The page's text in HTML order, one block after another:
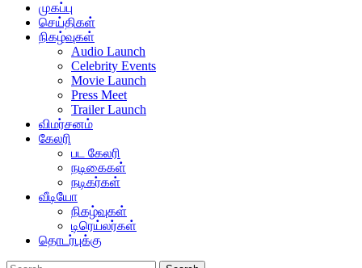
முகப்பு
செய்திகள்
நிகழ்வுகள்
Audio Launch
Celebrity Events
Movie Launch
Press Meet
Trailer Launch
விமர்சனம்
கேலரி
பட கேலரி
நடிகைகள்
நடிகர்கள்
வீடியோ
நிகழ்வுகள்
டிரெய்லர்கள்
தொடர்புக்கு